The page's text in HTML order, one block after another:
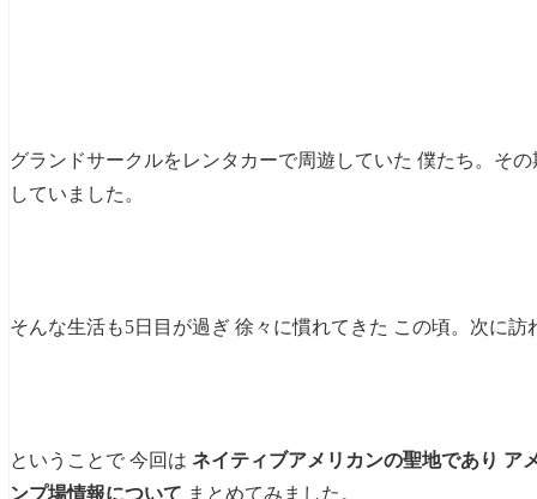
グランドサークルをレンタカーで周遊していた 僕たち。そ
していました。
そんな生活も5日目が過ぎ 徐々に慣れてきた この頃。次に
ということで 今回は ネイティブアメリカンの聖地であり ア
ンプ場情報について まとめてみました。